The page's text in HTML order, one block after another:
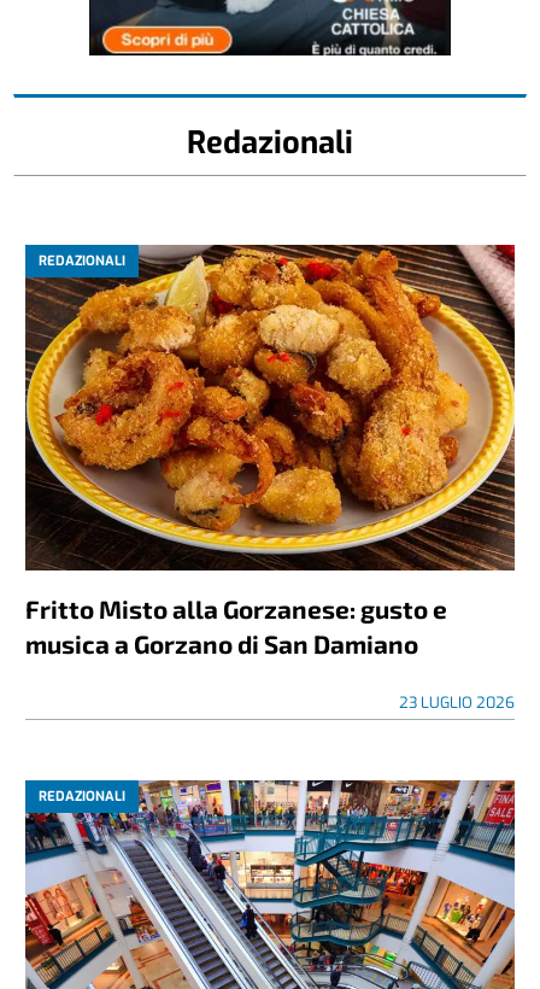
Redazionali
REDAZIONALI
Fritto Misto alla Gorzanese: gusto e
musica a Gorzano di San Damiano
23 LUGLIO 2026
REDAZIONALI